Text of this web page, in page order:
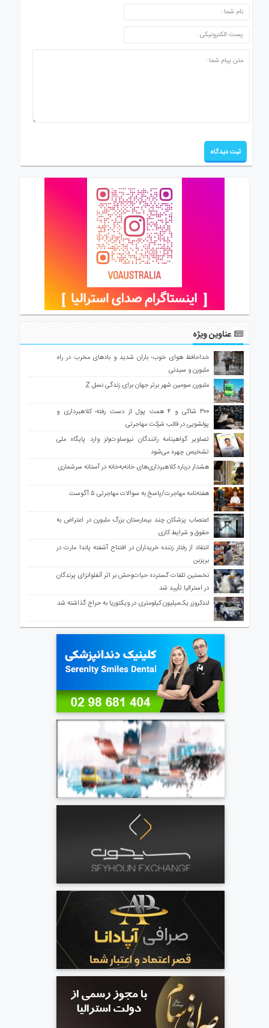
ارسال دیدگاه
عناوین ویژه
خداحافظ هوای خوب؛ باران شدید و بادهای مخرب در راه
ملبورن و سیدنی
ملبورن سومین شهر برتر جهان برای زندگی نسل Z
۳۰۰ شاکی و ۴ همت پول از دست رفته؛ کلاهبرداری و
پولشویی در قالب شرکت مهاجرتی
تصاویر گواهینامه رانندگان نیوساوت‌ولز وارد پایگاه ملی
تشخیص چهره می‌شود
هشدار درباره کلاهبرداری‌های خانه‌به‌خانه در آستانه سرشماری
هفته‌نامه مهاجرت/پاسخ به سوالات مهاجرتی ۵ آگوست
اعتصاب پزشکان چند بیمارستان بزرگ ملبورن در اعتراض به
حقوق و شرایط کاری
انتقاد از رفتار زننده خریداران در افتتاح آشفته پاندا مارت در
بریزبن
نخستین تلفات گسترده حیات‌وحش بر اثر آنفلوانزای پرندگان
در استرالیا تأیید شد
لندکروزر یک‌میلیون کیلومتری در ویکتوریا به حراج گذاشته شد